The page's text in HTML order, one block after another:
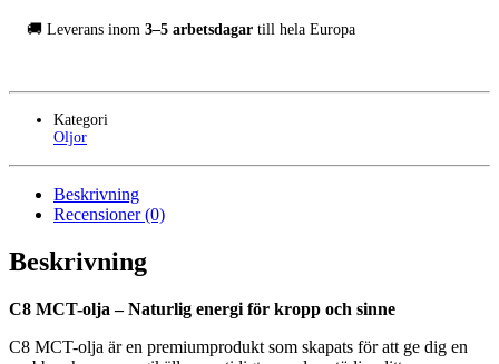
🚚 Leverans inom 3–5 arbetsdagar till hela Europa
Kategori
Oljor
Beskrivning
Recensioner (0)
Beskrivning
C8 MCT-olja – Naturlig energi för kropp och sinne
C8 MCT-olja är en premiumprodukt som skapats för att ge dig en